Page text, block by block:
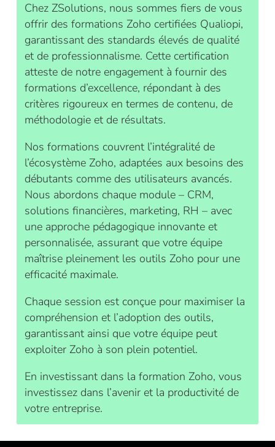
Chez ZSolutions, nous sommes fiers de vous
offrir des formations Zoho certifiées Qualiopi,
garantissant des standards élevés de qualité
et de professionnalisme. Cette certification
atteste de notre engagement à fournir des
formations d’excellence, répondant à des
critères rigoureux en termes de contenu, de
méthodologie et de résultats.
Nos formations couvrent l’intégralité de
l’écosystème Zoho, adaptées aux besoins des
débutants comme des utilisateurs avancés.
Nous abordons chaque module – CRM,
solutions financières, marketing, RH – avec
une approche pédagogique innovante et
personnalisée, assurant que votre équipe
maîtrise pleinement les outils Zoho pour une
efficacité maximale.
Chaque session est conçue pour maximiser la
compréhension et l’adoption des outils,
garantissant ainsi que votre équipe peut
exploiter Zoho à son plein potentiel.
En investissant dans la formation Zoho, vous
investissez dans l’avenir et la productivité de
votre entreprise.